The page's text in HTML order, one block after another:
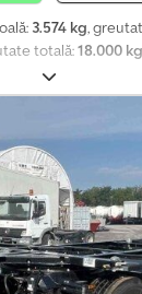
3.574 kg,
totală:18.000 kg
05/2000, suspensie:
141J, culoare:altul
din față: 265/
spate:265/70R19,5
niciunul, Dotări:
antidereglare
tipar, greșeli și
la cerere!, Mai